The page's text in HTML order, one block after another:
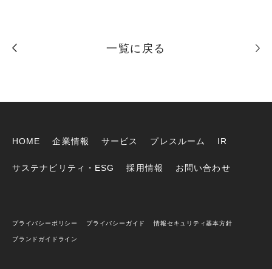
一覧に戻る
HOME 企業情報 サービス プレスルーム IR
サステナビリティ・ESG 採用情報 お問い合わせ
プライバシーポリシー プライバシーガイド
情報セキュリティ基本方針
ブランドガイドライン